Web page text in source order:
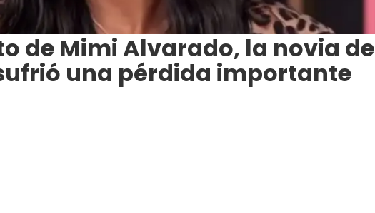
de Mimi Alvarado, la novia de
una pérdida importante